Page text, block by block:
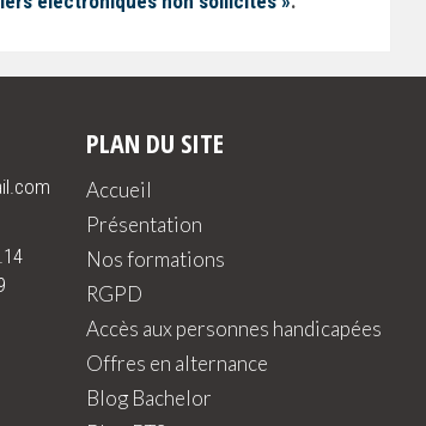
PLAN DU SITE
Accueil
Présentation
Nos formations
RGPD
Accès aux personnes handicapées
Offres en alternance
Blog Bachelor